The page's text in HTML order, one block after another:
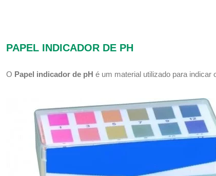
PAPEL INDICADOR DE PH
O Papel indicador de pH é um material utilizado para indicar